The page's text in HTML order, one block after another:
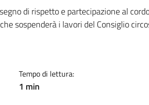
di rispetto e partecipazione al
sospenderà i lavori del Consiglio
Tempo di lettura:
1 min